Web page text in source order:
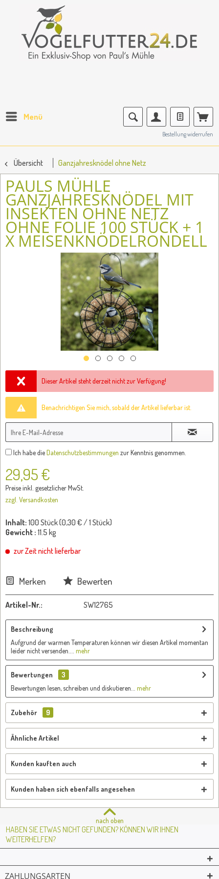
Menü
Bestellung widerrufen
Übersicht Ganzjahresknödel ohne Netz
PAULS MÜHLE
GANZJAHRESKNÖDEL MIT
INSEKTEN OHNE NETZ
OHNE FOLIE 100 STÜCK + 1
X MEISENKNÖDELRONDELL
Dieser Artikel steht derzeit nicht zur Verfügung!
Benachrichtigen Sie mich, sobald der Artikel lieferbar ist.
Ich habe dieDatenschutzbestimmungen zur Kenntnis genommen.
29,95 €
Preise inkl. gesetzlicher MwSt.
zzgl. Versandkosten
Inhalt: 100 Stück (0,30 € / 1 Stück)
Gewicht : 11.5 kg
zur Zeit nicht lieferbar
Merken Bewerten
Artikel-Nr.: SW12765
Beschreibung
Aufgrund der warmen Temperaturen können wir diesen Artikel momentan
leider nicht versenden....
mehr
Bewertungen
3
Bewertungen lesen, schreiben und diskutieren...
mehr
Zubehör 9
Ähnliche Artikel
Kunden kauften auch
Kunden haben sich ebenfalls angesehen
nach oben
HABEN SIE ETWAS NICHT GEFUNDEN? KÖNNEN WIR IHNEN
WEITERHELFEN?
ZAHLUNGSARTEN